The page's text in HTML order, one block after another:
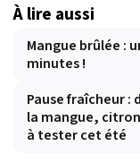
À lire aussi
Mangue brûlée :
minutes !
Pause fraîcheur
la mangue,
à tester cet été